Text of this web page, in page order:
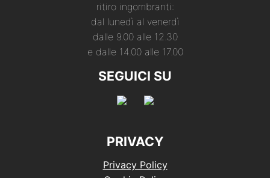
ritiro ingombranti:
dal lunedì al venerdì
dalle 9.00 alle 12.30
e dalle 14.00 alle 17.00
SEGUICI SU
PRIVACY
Privacy Policy